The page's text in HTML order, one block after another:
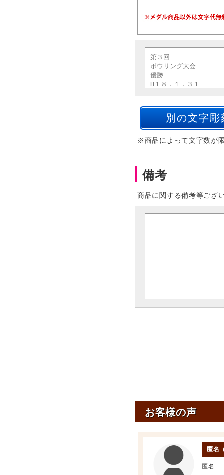
※商品によって文字数が
備考
商品に関する備考等ござ
お客様の声
匿名
匿名